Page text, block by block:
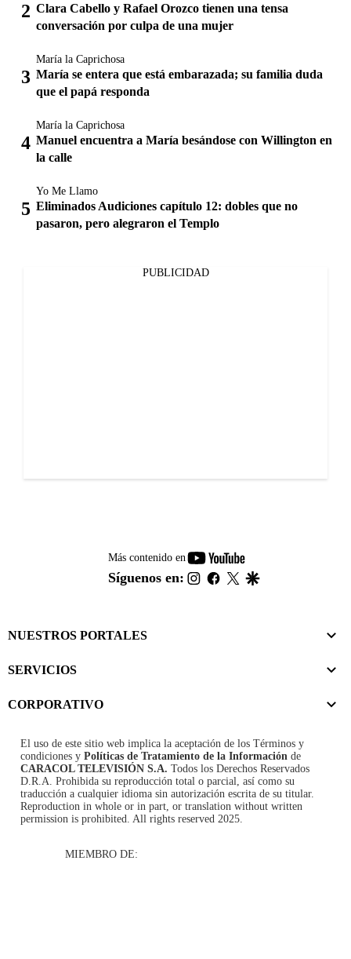
Clara Cabello y Rafael Orozco tienen una tensa
conversación por culpa de una mujer
María la Caprichosa
María se entera que está embarazada; su familia duda
que el papá responda
María la Caprichosa
Manuel encuentra a María besándose con Willington en
la calle
Yo Me Llamo
Eliminados Audiciones capítulo 12: dobles que no
pasaron, pero alegraron el Templo
PUBLICIDAD
Más contenido en
youtube-
footer
Síguenos en: instagram
facebook
twitter
NUESTROS PORTALES
SERVICIOS
CORPORATIVO
El uso de este sitio web implica la aceptación de los Términos y
condiciones y Políticas de Tratamiento de la Información de
CARACOL TELEVISIÓN S.A. Todos los Derechos Reservados
D.R.A. Prohibida su reproducción total o parcial, así como su
traducción a cualquier idioma sin autorización escrita de su titular.
Reproduction in whole or in part, or translation without written
permission is prohibited. All rights reserved 2025.
MIEMBRO DE: